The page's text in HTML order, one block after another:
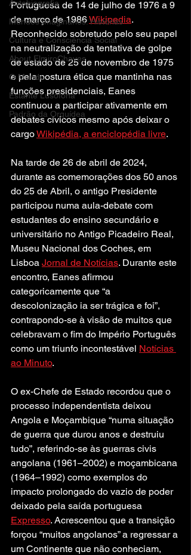
Autobiografia
Mundos Imaginários: Histórias
Cultura e Consciência Social
About ElmiroChaves
O Mundo
Estante Lusófona
Padrão da Orquídea
Portuguesa de 14 de julho de 1976 a 9
de março de 1986 Wikipedia.
Reconhecido sobretudo pelo seu papel
na neutralização da tentativa de golpe
de estado de 25 de novembro de 1975
e pela postura ética que mantinha nas
funções presidenciais, Eanes
continuou a participar ativamente em
debates cívicos mesmo após deixar o
cargo Wikipédia, a enciclopédia livre.
Na tarde de 26 de abril de 2024,
durante as comemorações dos 50 anos
do 25 de Abril, o antigo Presidente
participou numa aula-debate com
estudantes do ensino secundário e
universitário no Antigo Picadeiro Real,
Museu Nacional dos Coches, em
Lisboa Jornal de Notícias. Durante este
encontro, Eanes afirmou
categoricamente que “a
descolonização ia ser trágica e foi”,
contrapondo-se à visão de muitos que
celebravam o fim do Império Português
como um triunfo incontestável Notícias
ao Minuto.
O ex-Chefe de Estado recordou que o
processo independentista deixou
Angola e Moçambique “numa situação
de guerra que durou anos e destruiu
tudo”, referindo-se às guerras civis
angolana (1961–2002) e moçambicana
(1964–1992) como exemplos do
impacto prolongado do vazio de poder
deixado pela saída portuguesa
Expresso. Acrescentou que a transição
forçou “muitos angolanos” a regressar a
um Continente que não conheciam,